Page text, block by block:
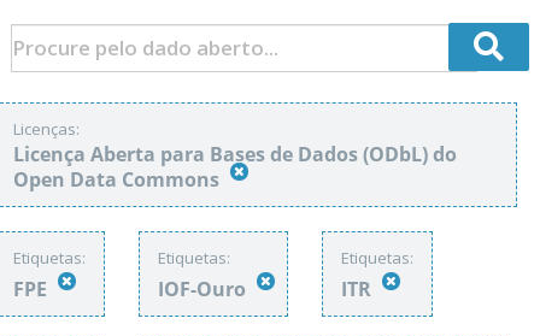
Licenças:
Licença Aberta para Bases de Dados (ODbL) do
Open Data Commons
Etiquetas:
FPE
Etiquetas:
IOF-Ouro
Etiquetas:
ITR